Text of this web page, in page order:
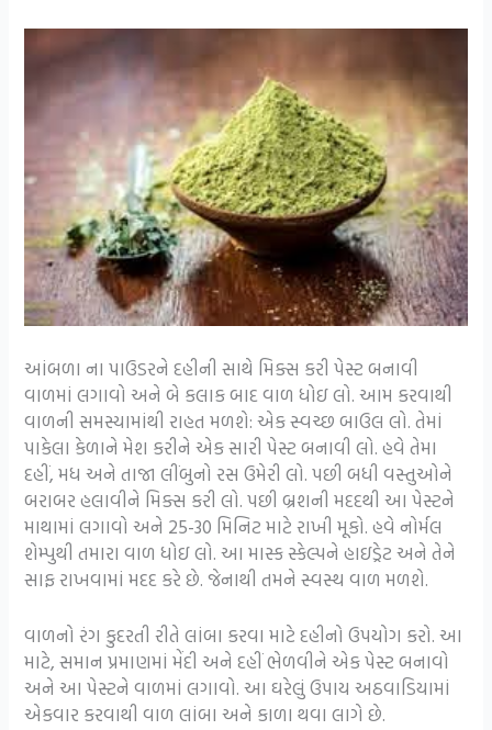
આંબળા ના પાઉડરને દહીની સાથે મિક્સ કરી પેસ્ટ બનાવી
વાળમાં લગાવો અને બે કલાક બાદ વાળ ધોઇ લો. આમ કરવાથી
વાળની સમસ્યામાંથી રાહત મળશે: એક સ્વચ્છ બાઉલ લો. તેમાં
પાકેલા કેળાને મેશ કરીને એક સારી પેસ્ટ બનાવી લો. હવે તેમા
દહીં, મધ અને તાજા લીંબુનો રસ ઉમેરી લો. પછી બધી વસ્તુઓને
બરાબર હલાવીને મિક્સ કરી લો. પછી બ્રશની મદદથી આ પેસ્ટને
માથામાં લગાવો અને 25-30 મિનિટ માટે રાખી મૂકો. હવે નોર્મલ
શેમ્પુથી તમારા વાળ ધોઇ લો. આ માસ્ક સ્કેલ્પને હાઇડ્રેટ અને તેને
સાફ રાખવામાં મદદ કરે છે. જેનાથી તમને સ્વસ્થ વાળ મળશે.
વાળનો રંગ કુદરતી રીતે લાંબા કરવા માટે દહીનો ઉપયોગ કરો. આ
માટે, સમાન પ્રમાણમાં મેંદી અને દહીં ભેળવીને એક પેસ્ટ બનાવો
અને આ પેસ્ટને વાળમાં લગાવો. આ ઘરેલું ઉપાય અઠવાડિયામાં
એકવાર કરવાથી વાળ લાંબા અને કાળા થવા લાગે છે.